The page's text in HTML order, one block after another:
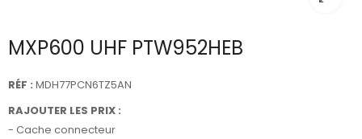
MXP600 UHF PTW952HEB
RÉF : MDH77PCN6TZ5AN
RAJOUTER LES PRIX :
- Cache connecteur